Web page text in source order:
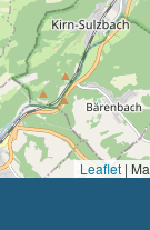
Leaflet |